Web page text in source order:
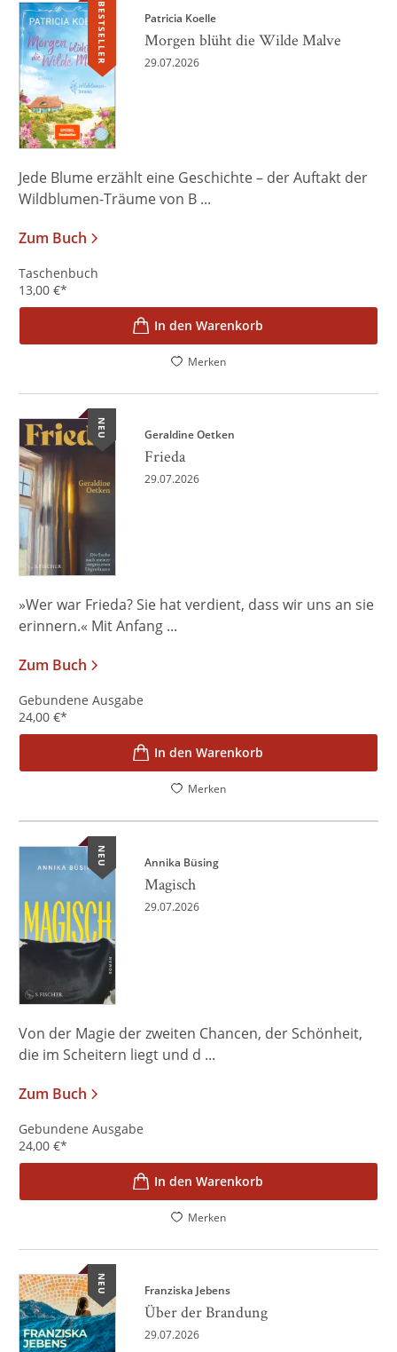
BESTSELLER Patricia Koelle
Morgen blüht die Wilde Malve
29.07.2026
Jede Blume erzählt eine Geschichte – der Auftakt der
Wildblumen-Träume von B ...
Zum Buch
Taschenbuch
13,00 €*
In den Warenkorb
Merken
NEU Geraldine Oetken
Frieda
29.07.2026
»Wer war Frieda? Sie hat verdient, dass wir uns an sie
erinnern.« Mit Anfang ...
Zum Buch
Gebundene Ausgabe
24,00 €*
In den Warenkorb
Merken
NEU Annika Büsing
Magisch
29.07.2026
Von der Magie der zweiten Chancen, der Schönheit,
die im Scheitern liegt und d ...
Zum Buch
Gebundene Ausgabe
24,00 €*
In den Warenkorb
Merken
NEU Franziska Jebens
Über der Brandung
29.07.2026